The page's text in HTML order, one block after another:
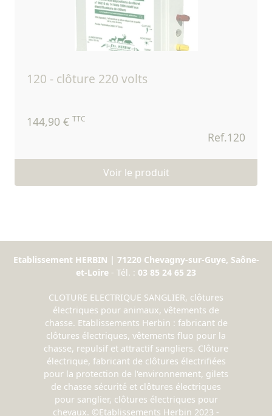
120 - clôture 220 volts
144,90 € TTC
Ref.120
Voir le produit
Etablissement HERBIN | 71220 Chevagny-sur-Guye, Saône-
et-Loire - Tél. : 03 85 24 65 23
CLOTURE ELECTRIQUE SANGLIER, clôtures
électriques pour animaux, vêtements de
chasse. Etablissements Herbin : fabricant de
clôtures électriques, vêtements fluo pour la
chasse, repulsif et attractif sangliers. Clôture
électrique, fabricant de clôtures électrifiées
pour la protection de l'environnement, gilets
de chasse sécurité et clôtures électriques
pour sanglier, clôtures électriques pour
chevaux. ©Etablissements Herbin 2023 -